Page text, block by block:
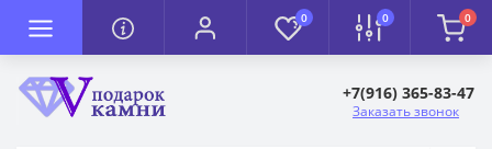
0 0 0
+7(916) 365-83-47
Заказать звонок